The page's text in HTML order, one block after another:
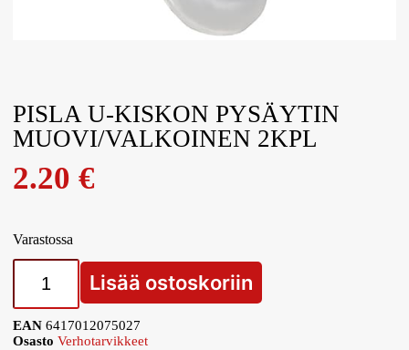
PISLA U-KISKON PYSÄYTIN
MUOVI/VALKOINEN 2KPL
2.20€
Varastossa
Lisää ostoskoriin
EAN6417012075027
Osasto Verhotarvikkeet